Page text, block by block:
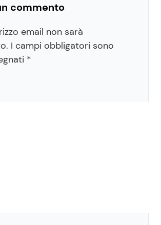
commento
email non sarà
I campi obbligatori sono
*